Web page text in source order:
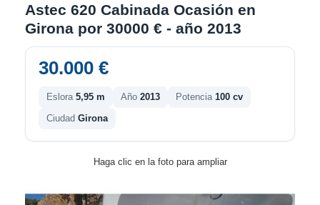
Astec 620 Cabinada Ocasión en
Girona por 30000 € - año 2013
30.000 €
Eslora 5,95 m Año 2013 Potencia 100 cv
Ciudad Girona
Haga clic en la foto para ampliar